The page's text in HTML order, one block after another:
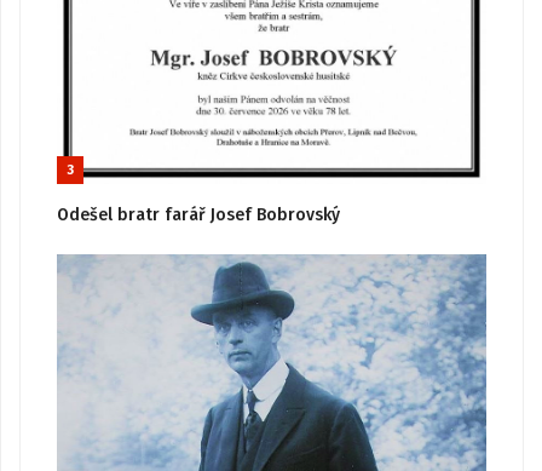
3
Odešel bratr farář Josef Bobrovský